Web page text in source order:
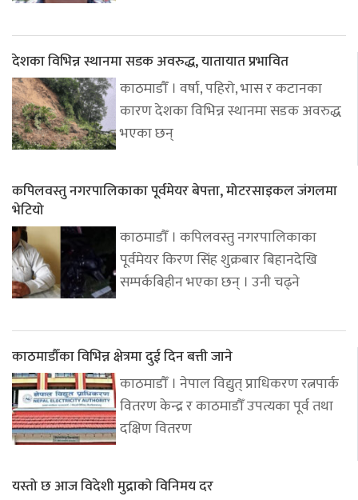
देशका विभिन्न स्थानमा सडक अवरुद्ध, यातायात प्रभावित
काठमाडौँ । वर्षा, पहिरो, भास र कटानका
कारण देशका विभिन्न स्थानमा सडक अवरुद्ध
भएका छन्
कपिलवस्तु नगरपालिकाका पूर्वमेयर बेपत्ता, मोटरसाइकल जंगलमा
भेटियो
काठमाडौँ । कपिलवस्तु नगरपालिकाका
पूर्वमेयर किरण सिंह शुक्रबार बिहानदेखि
सम्पर्कबिहीन भएका छन् । उनी चढ्ने
काठमाडौँका विभिन्न क्षेत्रमा दुई दिन बत्ती जाने
काठमाडौँ । नेपाल विद्युत् प्राधिकरण रत्नपार्क
वितरण केन्द्र र काठमाडौँ उपत्यका पूर्व तथा
दक्षिण वितरण
यस्तो छ आज विदेशी मुद्राको विनिमय दर